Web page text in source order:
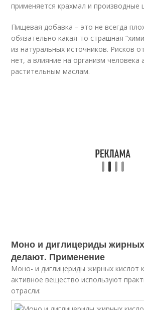
применяется крахмал и производные
Пищевая добавка – это не всегда
обязательно какая-то страшная
из натуральных источников. Рисков
нет, а влияние на организм человека
растительным маслам.
Моно и диглицериды жирных
делают. Применение
Моно- и диглицериды жирных кислот
активное вещество используют
отрасли: